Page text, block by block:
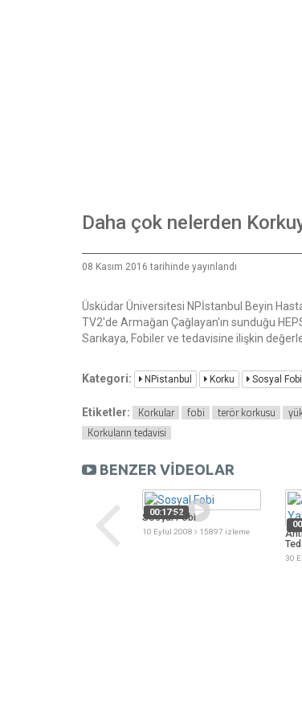
Daha çok nelerden
08 Kasım 2016 tarihinde yayınlandı
Üsküdar Üniversitesi NPİstanbul Beyin
TV2'de Armağan Çağlayan'ın sunduğu
Sarıkaya, Fobiler ve tedavisine ilişkin
Kategori: NPistanbul Korku Sosyal Fobi
Etiketler: Korkular fobi terör korkusu
Korkuların tedavisi
BENZER VİDEOLAR
00:17:52
Sosyal Fobi
10 Eylül 2008 15897 izleme
30